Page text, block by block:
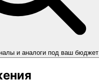
и аналоги под ваш бюджет